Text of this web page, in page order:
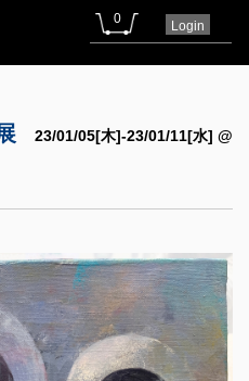
0 Login
23/01/05[木]-23/01/11[水] @